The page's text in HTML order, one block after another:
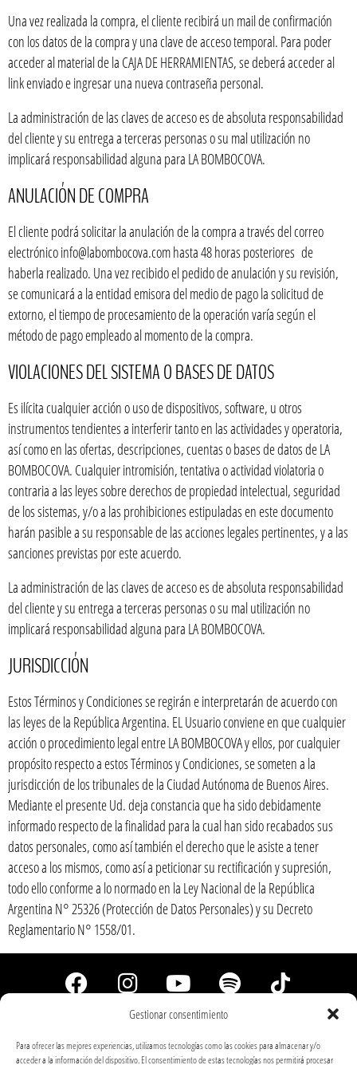
Gestionar consentimiento
Para ofrecer las mejores experiencias, utilizamos tecnologías como las cookies para almacenar y/o
acceder a la información del dispositivo. El consentimiento de estas tecnologías nos permitirá procesar
Una vez realizada la compra, el cliente recibirá un mail de confirmación
con los datos de la compra y una clave de acceso temporal. Para poder
acceder al material de la CAJA DE HERRAMIENTAS, se deberá acceder al
link enviado e ingresar una nueva contraseña personal.
La administración de las claves de acceso es de absoluta responsabilidad
del cliente y su entrega a terceras personas o su mal utilización no
implicará responsabilidad alguna para LA BOMBOCOVA.
ANULACIÓN DE COMPRA
El cliente podrá solicitar la anulación de la compra a través del correo
electrónico info@labombocova.com hasta 48 horas posteriores de
haberla realizado. Una vez recibido el pedido de anulación y su revisión,
se comunicará a la entidad emisora del medio de pago la solicitud de
extorno, el tiempo de procesamiento de la operación varía según el
método de pago empleado al momento de la compra.
VIOLACIONES DEL SISTEMA O BASES DE DATOS
Es ilícita cualquier acción o uso de dispositivos, software, u otros
instrumentos tendientes a interferir tanto en las actividades y operatoria,
así como en las ofertas, descripciones, cuentas o bases de datos de LA
BOMBOCOVA. Cualquier intromisión, tentativa o actividad violatoria o
contraria a las leyes sobre derechos de propiedad intelectual, seguridad
de los sistemas, y/o a las prohibiciones estipuladas en este documento
harán pasible a su responsable de las acciones legales pertinentes, y a las
sanciones previstas por este acuerdo.
La administración de las claves de acceso es de absoluta responsabilidad
del cliente y su entrega a terceras personas o su mal utilización no
implicará responsabilidad alguna para LA BOMBOCOVA.
JURISDICCIÓN
Estos Términos y Condiciones se regirán e interpretarán de acuerdo con
las leyes de la República Argentina. EL Usuario conviene en que cualquier
acción o procedimiento legal entre LA BOMBOCOVA y ellos, por cualquier
propósito respecto a estos Términos y Condiciones, se someten a la
jurisdicción de los tribunales de la Ciudad Autónoma de Buenos Aires.
Mediante el presente Ud. deja constancia que ha sido debidamente
informado respecto de la finalidad para la cual han sido recabados sus
datos personales, como así también el derecho que le asiste a tener
acceso a los mismos, como así a peticionar su rectificación y supresión,
todo ello conforme a lo normado en la Ley Nacional de la República
Argentina N° 25326 (Protección de Datos Personales) y su Decreto
Reglamentario N° 1558/01.